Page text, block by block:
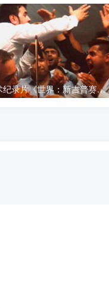
艺术纪录片《世界：新吉普赛之王 This World: The New Gypsy Kings》下载